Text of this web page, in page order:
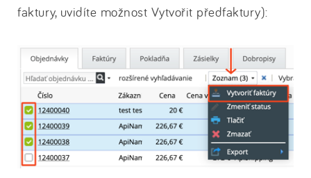
faktury, uvidíte možnost Vytvořit předfaktury):